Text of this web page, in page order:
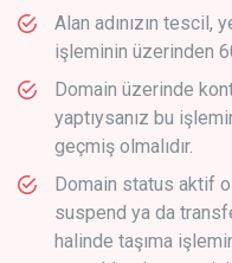
Alan adınızın tescil,
işleminin üzerinden
Domain üzerinde
yaptıysanız bu
geçmiş olmalıdır.
Domain status aktif
suspend ya da
halinde taşıma